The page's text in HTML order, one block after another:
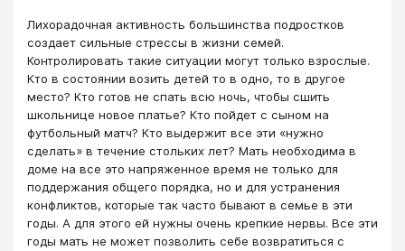
Лихорадочная активность большинства подростков
создает сильные стрессы в жизни семей.
Контролировать такие ситуации могут только взрослые.
Кто в состоянии возить детей то в одно, то в другое
место? Кто готов не спать всю ночь, чтобы сшить
школьнице новое платье? Кто пойдет с сыном на
футбольный матч? Кто выдержит все эти «нужно
сделать» в течение стольких лет? Мать необходима в
доме на все это напряженное время не только для
поддержания общего порядка, но и для устранения
конфликтов, которые так часто бывают в семье в эти
годы. А для этого ей нужны очень крепкие нервы. Все эти
годы мать не может позволить себе возвратиться с